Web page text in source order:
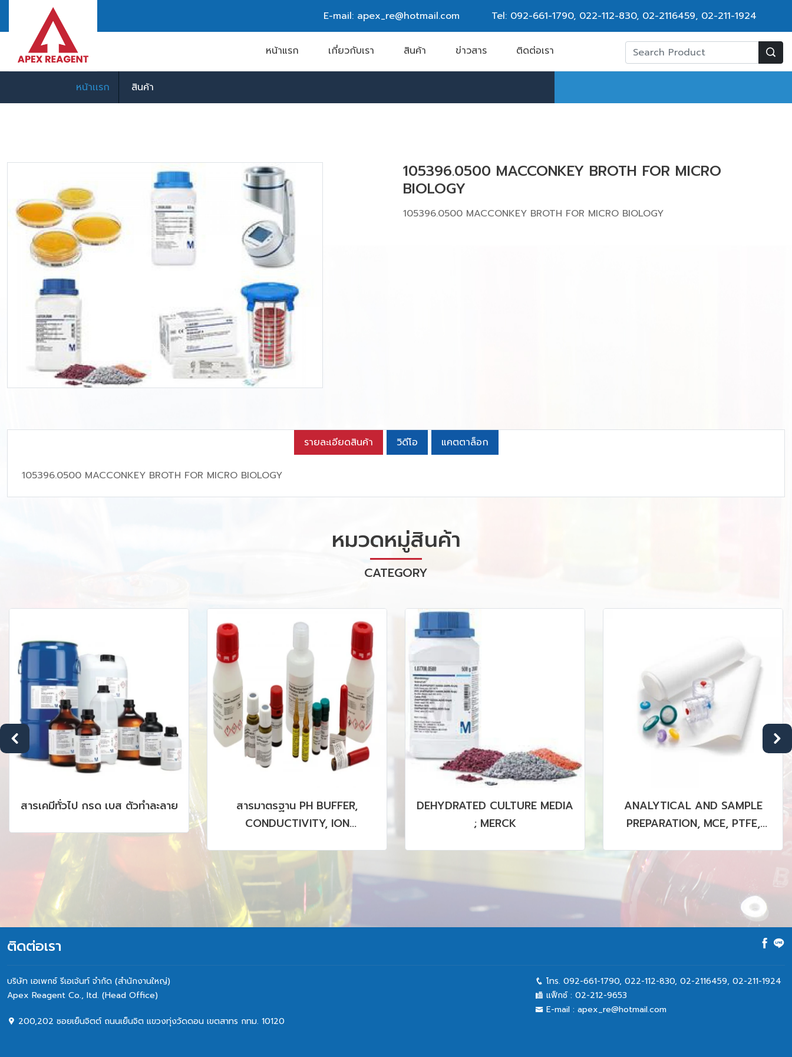
E-mail: apex_re@hotmail.com Tel: 092-661-1790, 022-112-830, 02-2116459, 02-211-1924
หน้าแรก เกี่ยวกับเรา สินค้า ข่าวสาร ติดต่อเรา
หน้าเเรก สินค้า
105396.0500 MACCONKEY BROTH FOR MICRO
BIOLOGY
105396.0500 MACCONKEY BROTH FOR MICRO BIOLOGY
รายละเอียดสินค้า วิดีโอ แคตตาล็อก
105396.0500 MACCONKEY BROTH FOR MICRO BIOLOGY
หมวดหมู่สินค้า
CATEGORY
สารเคมีทั่วไป กรด เบส ตัวทำละลาย
สารมาตรฐาน PH BUFFER,
CONDUCTIVITY, ION
AAS, ICP รวมถึง CRM, SRM
PRODUCTS
DEHYDRATED CULTURE MEDIA
; MERCK
ANALYTICAL AND SAMPLE
PREPARATION, MCE, PTFE,
NON STERILE)
ติดต่อเรา
บริษัท เอเพกซ์ รีเอเจ้นท์ จำกัด (สำนักงานใหญ่)
Apex Reagent Co., Itd. (Head Office)
200,202 ซอยเย็นจิตต์ ถนนเย็นจิต แขวงทุ่งวัดดอน เขตสาทร กทม. 10120
โทร. 092-661-1790, 022-112-830, 02-2116459, 02-211-1924
แฟ็กซ์ : 02-212-9653
E-mail : apex_re@hotmail.com